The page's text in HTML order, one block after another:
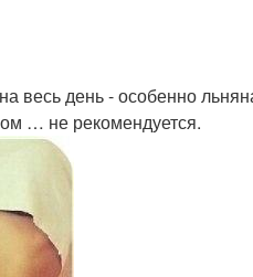
весь день - особенно
… не рекомендуется.